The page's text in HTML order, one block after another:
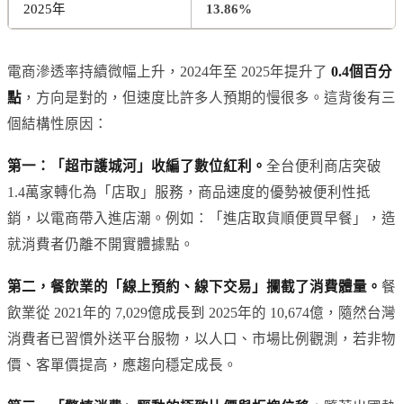
2025年 13.86%
電商滲透率持續微幅上升，2024年至 2025年提升了 0.4個百分
點 ，方向是對的，但速度比許多人預期的慢很多。這背後有三
個結構性原因：
第一：「超市護城河」收編了數位紅利。 全台便利商店突破
1.4萬家轉化為「店取」服務，商品速度的優勢被便利性抵
銷，以電商帶入進店潮。例如：「進店取貨順便買早餐」，造
就消費者仍離不開實體據點。
第二，餐飲業的「線上預約、線下交易」攔截了消費體量。 餐
飲業從 2021年的 7,029億成長到 2025年的 10,674億，隨然台灣
消費者已習慣外送平台服物，以人口、市場比例觀測，若非物
價、客單價提高，應趨向穩定成長。